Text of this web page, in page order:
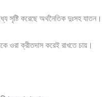
করেছে অর্থনৈতিক দুঃসহ যাতন।
ওরা ক্রীতদাস করেই রাখতে চায়।